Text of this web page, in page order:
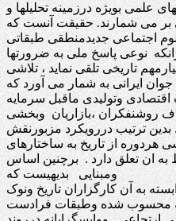
علمی بویژه درزمینه تحلیلها و
بر می شمارند. حقیقت آنست که
اجتماعی جدیدمنطقی طبقاتی
نوعی پاسخ ملی به ضرورتها
تاریخی تلقی نماید ، تلاشی
ایرانی به شمار می آورد که
وتولیدی ماقبل سرمایه
روشنفکران ،بازاریان وبخشی
بدین ترتیب دررویکرد مزبورنقش
از تاریخ به ساختارهای
به ان تعلق دارد . برچنین اساس
ومبنایی بدیهیست که
به آن کارگزاران تاریخ ونوک
محسوب شده وطبقات فرادست